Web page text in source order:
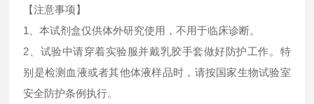
【注意事项】
1、本试剂盒仅供体外研究使用，不用于临床诊断。
2、试验中请穿着实验服并戴乳胶手套做好防护工作。特
别是检测血液或者其他体液样品时，请按国家生物试验室
安全防护条例执行。